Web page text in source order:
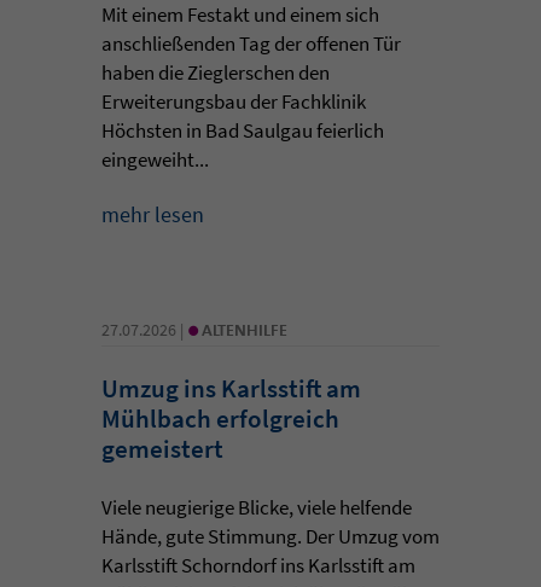
Mit einem Festakt und einem sich
anschließenden Tag der offenen Tür
haben die Zieglerschen den
Erweiterungsbau der Fachklinik
Höchsten in Bad Saulgau feierlich
eingeweiht...
mehr lesen
27.07.2026 | • ALTENHILFE
Umzug ins Karlsstift am
Mühlbach erfolgreich
gemeistert
Viele neugierige Blicke, viele helfende
Hände, gute Stimmung. Der Umzug vom
Karlsstift Schorndorf ins Karlsstift am